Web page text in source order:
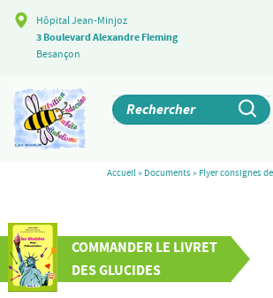
Hôpital Jean-Minjoz
3 Boulevard Alexandre Fleming
Besançon
Accueil» Documents» Flyer consignes
COMMANDER LE LIVRET
DES GLUCIDES